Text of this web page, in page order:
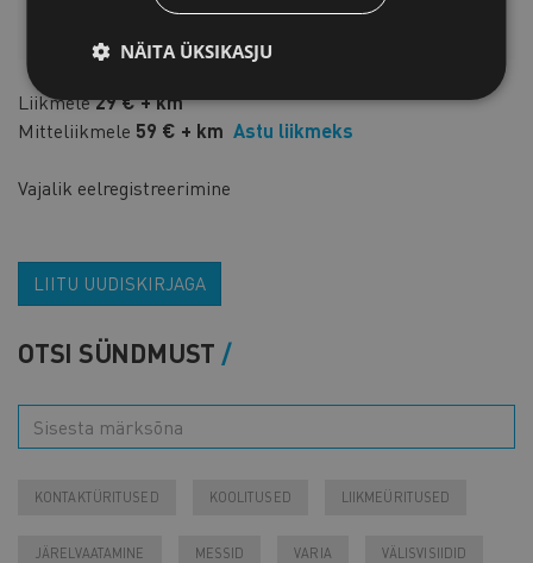
Liikmele29 € + km
Mitteliikmele 59 € + km Astu liikmeks
Vajalik eelregistreerimine
LIITU UUDISKIRJAGA
OTSI SÜNDMUST
KONTAKTÜRITUSED KOOLITUSED LIIKMEÜRITUSED
JÄRELVAATAMINE MESSID VARIA VÄLISVISIIDID
NÄITA ÜKSIKASJU